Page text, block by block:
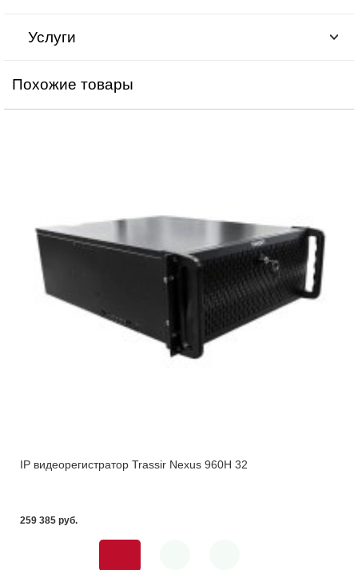
Услуги
Похожие товары
IP видеорегистратор Trassir Nexus 960H 32
259 385 pуб.